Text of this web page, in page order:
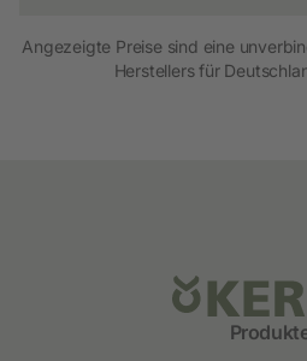
Angezeigte Preise sind eine
Herstellers für